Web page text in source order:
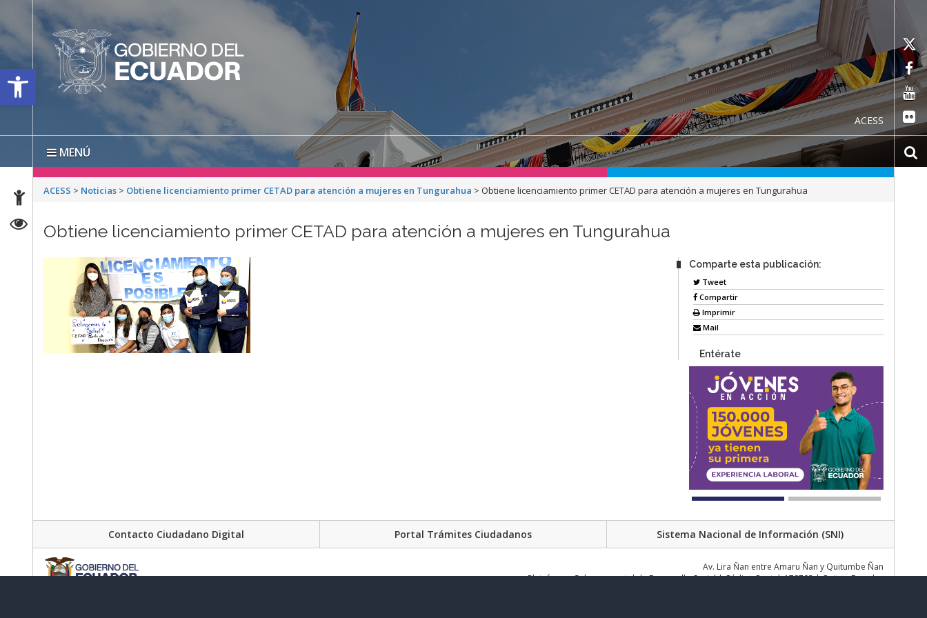
Open toolbar
ACESS
MENÚ
ACESS > Noticias > Obtiene licenciamiento primer CETAD para atención a mujeres en Tungurahua > Obtiene licenciamiento primer CETAD para atención a mujeres en Tungurahua
Obtiene licenciamiento primer CETAD para atención a mujeres en Tungurahua
Comparte esta publicación:
Tweet
Compartir
Imprimir
Mail
Entérate
Contacto Ciudadano Digital Portal Trámites Ciudadanos Sistema Nacional de Información (SNI)
Av. Lira Ňan entre Amaru Ňan y Quitumbe Ñan
Plataforma Gubernamental de Desarrollo Social | Código Postal: 170702 | Quito - Ecuador